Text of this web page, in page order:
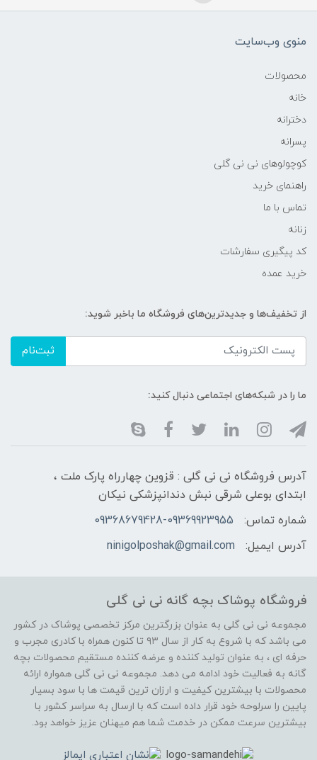
منوی وب‌سایت
محصولات
خانه
دخترانه
پسرانه
کوچولوهای نی نی گلی
راهنمای خرید
تماس با ما
زنانه
کد پیگیری سفارشات
خرید عمده
از تخفیف‌ها و جدیدترین‌های فروشگاه ما باخبر شوید:
ثبت‌نام
ما را در شبکه‌های اجتماعی دنبال کنید:
آدرس فروشگاه نی نی گلی : قزوین چهارراه پارک ملت ،
ابتدای بوعلی شرقی نبش دندانپزشکی نیکان
شماره تماس:
09368679428-09369923955
آدرس ایمیل:
ninigolposhak@gmail.com
فروشگاه پوشاک بچه گانه نی نی گلی
مجموعه نی نی گلی به عنوان بزرگترین مرکز تخصصی پوشاک در کشور
می باشد که با شروع به کار از سال ۹۳ تا کنون همراه با کادری مجرب و
حرفه ای ، به عنوان تولید کننده و عرضه کننده مستقیم محصولات بچه
گانه به فعالیت خود ادامه می دهد. مجموعه نی نی گلی همواره ارائه
محصولات با بیشترین کیفیت و ارزان ترین قیمت ها با سود بسیار
پایین را سرلوحه خود قرار داده است که با ارسال به سراسر کشور با
بیشترین سرعت ممکن در خدمت شما هم میهنان عزیز خواهد بود.